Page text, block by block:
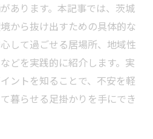
あります。本記事では、茨城
から抜け出すための具体的な
して過ごせる居場所、地域性
どを実践的に紹介します。実
ントを知ることで、不安を軽
暮らせる足掛かりを手にでき